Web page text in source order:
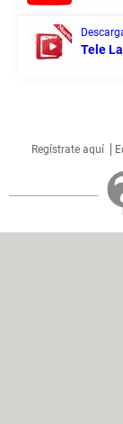
Tele
Regístrate aquí